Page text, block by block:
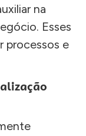
na
Esses
processos e